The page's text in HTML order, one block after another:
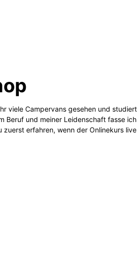
viele Campervans gesehen und
Beruf und meiner Leidenschaft fasse
zuerst erfahren, wenn der Onlinekurs